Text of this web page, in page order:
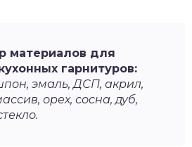
материалов для
гарнитуров:
эмаль, ДСП, акрил,
орех, сосна, дуб,